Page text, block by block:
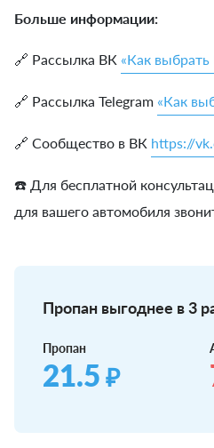
Больше информации:
🔗 Рассылка ВК «Как
🔗 Рассылка Telegram «Как
🔗 Сообщество в ВК https://
☎️ Для бесплатной
для вашего автомобиля
Пропан выгоднее в 3
Пропан
21.5 ₽